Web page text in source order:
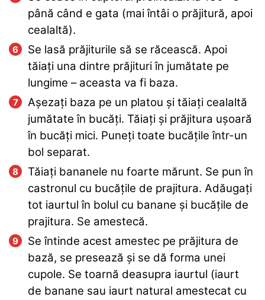
până când e gata (mai întâi o prăjitură, apoi
cealaltă).
Se lasă prăjiturile să se răcească. Apoi
tăiați una dintre prăjituri în jumătate pe
lungime – aceasta va fi baza.
Așezați baza pe un platou și tăiați cealaltă
jumătate în bucăți. Tăiați și prăjitura ușoară
în bucăți mici. Puneți toate bucățile într-un
bol separat.
Tăiați bananele nu foarte mărunt. Se pun în
castronul cu bucățile de prajitura. Adăugați
tot iaurtul în bolul cu banane și bucățile de
prajitura. Se amestecă.
Se întinde acest amestec pe prăjitura de
bază, se presează și se dă forma unei
cupole. Se toarnă deasupra iaurtul (iaurt
de banane sau iaurt natural amestecat cu